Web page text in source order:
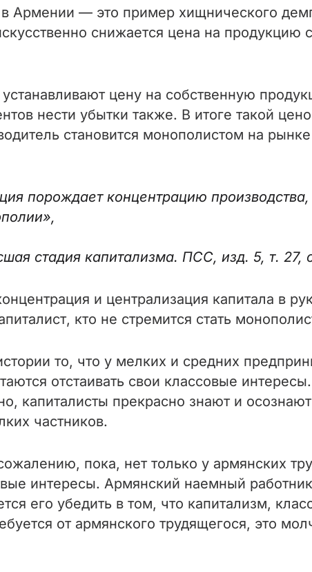
Армении — это пример хищнического
снижается цена на
цену на собственную
нести убытки также. В итоге такой
становится монополистом на
порождает концентрацию
стадия капитализма. ПСС, изд. 5, т. 27,
и централизация капитала в
кто не стремится стать
то, что у мелких и средних
отстаивать свои классовые
капиталисты прекрасно знают и
частников.
пока, нет только у армянских
интересы. Армянский наемный
его убедить в том, что капитализм,
от армянского трудящегося, это